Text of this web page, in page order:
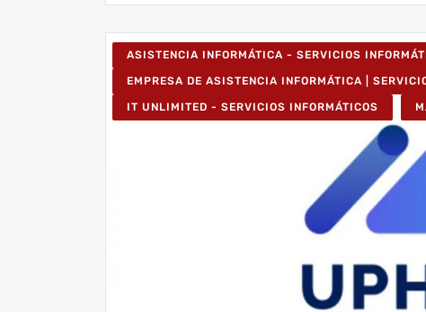
ASISTENCIA INFORMÁTICA - SERVICIOS
EMPRESA DE ASISTENCIA INFORMÁTICA |
IT UNLIMITED - SERVICIOS INFORMÁTICOS